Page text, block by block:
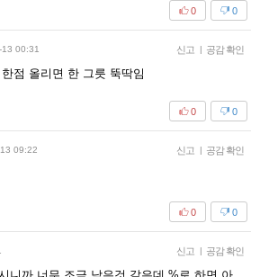
0
0
00:31 신고 | 공감 확인
점 올리면 한 그릇 뚝딱임
0
0
09:22 신고 | 공감 확인
0
0
신고 | 공감 확인